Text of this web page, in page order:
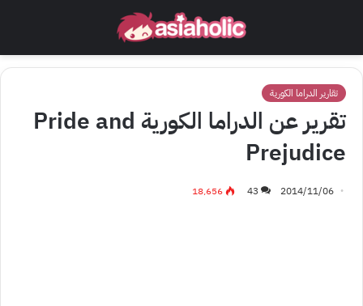
تقارير الدراما الكورية
تقرير عن الدراما الكورية Pride and
Prejudice
2014/11/06
43 18٬656